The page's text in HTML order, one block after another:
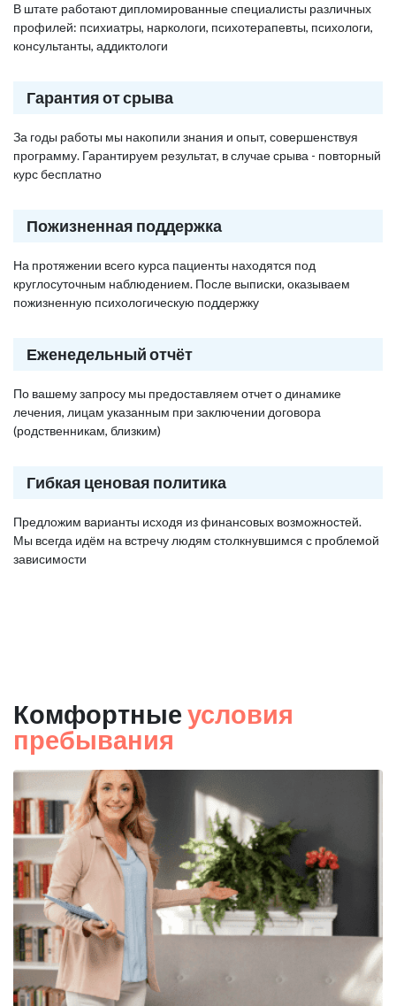
В штате работают дипломированные специалисты различных
профилей: психиатры, наркологи, психотерапевты, психологи,
консультанты, аддиктологи
Гарантия от срыва
За годы работы мы накопили знания и опыт, совершенствуя
программу. Гарантируем результат, в случае срыва - повторный
курс бесплатно
Пожизненная поддержка
На протяжении всего курса пациенты находятся под
круглосуточным наблюдением. После выписки, оказываем
пожизненную психологическую поддержку
Еженедельный отчёт
По вашему запросу мы предоставляем отчет о динамике
лечения, лицам указанным при заключении договора
(родственникам, близким)
Гибкая ценовая политика
Предложим варианты исходя из финансовых возможностей.
Мы всегда идём на встречу людям столкнувшимся с проблемой
зависимости
Комфортные условия
пребывания